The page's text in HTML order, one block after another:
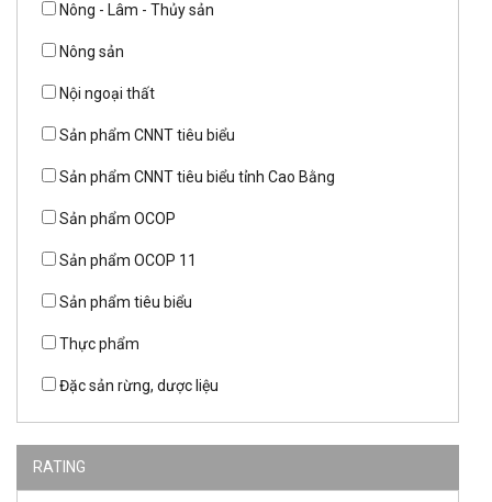
Nông - Lâm - Thủy sản
Nông sản
Nội ngoại thất
Sản phẩm CNNT tiêu biểu
Sản phẩm CNNT tiêu biểu tỉnh Cao Bằng
Sản phẩm OCOP
Sản phẩm OCOP 11
Sản phẩm tiêu biểu
Thực phẩm
Đặc sản rừng, dược liệu
RATING